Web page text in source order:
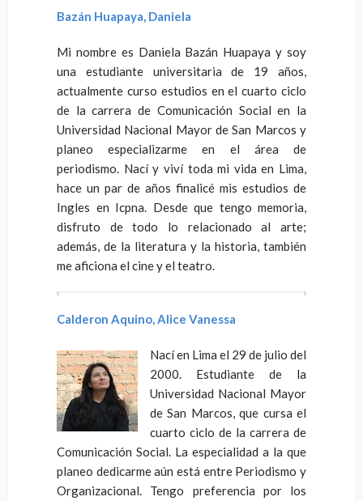
Bazán Huapaya, Daniela
Mi nombre es Daniela Bazán Huapaya y soy
una estudiante universitaria de 19 años,
actualmente curso estudios en el cuarto ciclo
de la carrera de Comunicación Social en la
Universidad Nacional Mayor de San Marcos y
planeo especializarme en el área de
periodismo. Nací y viví toda mi vida en Lima,
hace un par de años finalicé mis estudios de
Ingles en Icpna. Desde que tengo memoria,
disfruto de todo lo relacionado al arte;
además, de la literatura y la historia, también
me aficiona el cine y el teatro.
Calderon Aquino, Alice Vanessa
Nací en Lima el 29 de julio del
2000. Estudiante de la
Universidad Nacional Mayor
de San Marcos, que cursa el
cuarto ciclo de la carrera de
Comunicación Social. La especialidad a la que
planeo dedicarme aún está entre Periodismo y
Organizacional. Tengo preferencia por los